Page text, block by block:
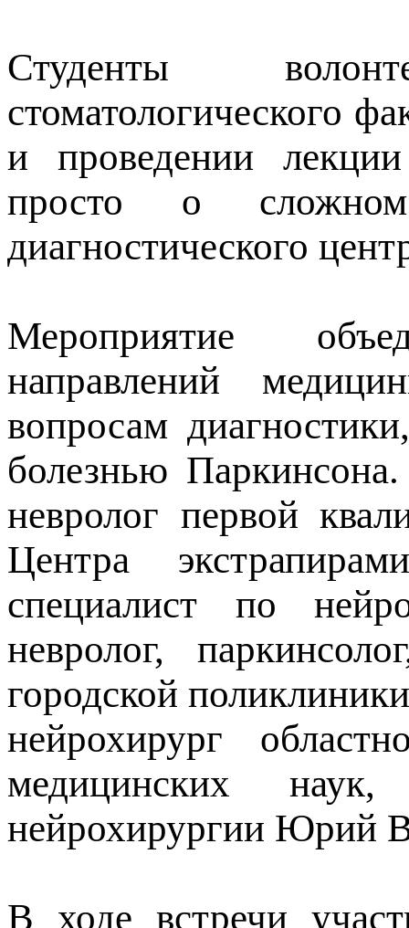
Студенты
стоматологического
и проведении
просто о
диагностического
Мероприятие
направлений
вопросам
болезнью
невролог первой
Центра
специалист по
невролог,
городской
нейрохирург
медицинских
нейрохирургии Юрий
В ходе встречи